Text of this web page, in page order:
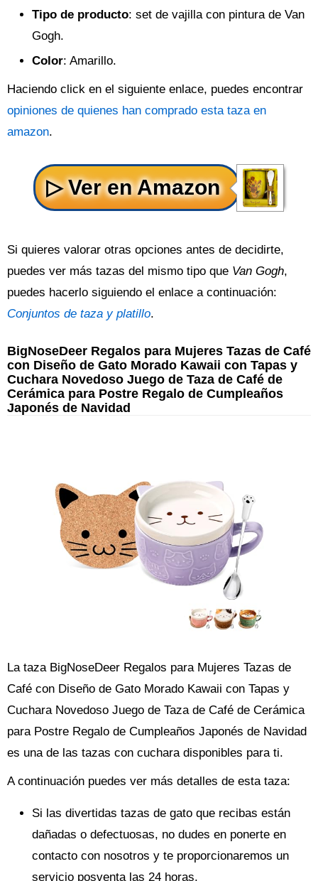
Tipo de producto: set de vajilla con pintura de Van
Gogh.
Color: Amarillo.
Haciendo click en el siguiente enlace, puedes encontrar
opiniones de quienes han comprado esta taza en
amazon.
Si quieres valorar otras opciones antes de decidirte,
puedes ver más tazas del mismo tipo que Van Gogh,
puedes hacerlo siguiendo el enlace a continuación:
Conjuntos de taza y platillo.
BigNoseDeer Regalos para Mujeres Tazas de Café
con Diseño de Gato Morado Kawaii con Tapas y
Cuchara Novedoso Juego de Taza de Café de
Cerámica para Postre Regalo de Cumpleaños
Japonés de Navidad
La taza BigNoseDeer Regalos para Mujeres Tazas de
Café con Diseño de Gato Morado Kawaii con Tapas y
Cuchara Novedoso Juego de Taza de Café de Cerámica
para Postre Regalo de Cumpleaños Japonés de Navidad
es una de las tazas con cuchara disponibles para ti.
A continuación puedes ver más detalles de esta taza:
Si las divertidas tazas de gato que recibas están
dañadas o defectuosas, no dudes en ponerte en
contacto con nosotros y te proporcionaremos un
servicio posventa las 24 horas.